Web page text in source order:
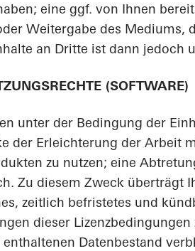
eine ggf. von Ihnen
Weitergabe des Mediums,
an Dritte ist dann jedoch
(SOFTWARE)
unter der Bedingung der
der Erleichterung der Arbeit
zu nutzen; eine
Zu diesem Zweck überträgt
zeitlich befristetes und
dieser
Datenbestand